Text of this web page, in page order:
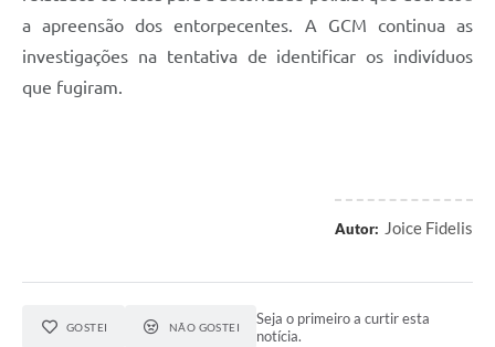
a apreensão dos entorpecentes. A GCM continua as
investigações na tentativa de identificar os indivíduos
que fugiram.
Autor: Joice Fidelis
GOSTEI NÃO GOSTEI
Seja o primeiro a curtir esta
notícia.